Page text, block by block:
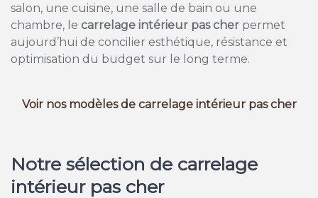
salon, une cuisine, une salle de bain ou une
chambre, le carrelage intérieur pas cher permet
aujourd’hui de concilier esthétique, résistance et
optimisation du budget sur le long terme.
Voir nos modèles de carrelage intérieur pas cher
Notre sélection de carrelage
intérieur pas cher